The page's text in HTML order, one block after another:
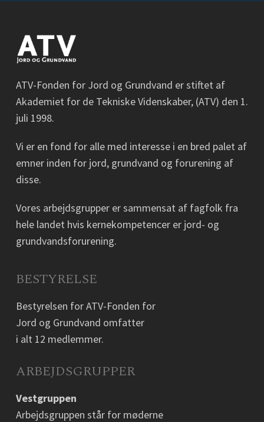
ATV-Fonden for Jord og Grundvand er stiftet af
Akademiet for de Tekniske Videnskaber, (ATV) den 1.
juli 1998.
Vi er en fond for alle med interesse i en bred palet af
emner inden for jord, grundvand og forurening af
disse.
Vores arbejdsgrupper er sammensat af fagfolk fra
hele landet hvis kernekompetencer er jord- og
grundvandsforurening.
BESTYRELSE
Bestyrelsen for ATV-Fonden for
Jord og Grundvand omfatter
i alt 12 medlemmer.
ARBEJDSGRUPPER
Vestgruppen
Arbejdsgruppen står for møderne